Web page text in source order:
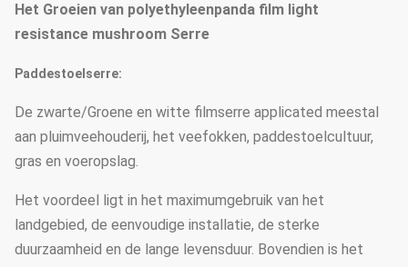
Het Groeien van polyethyleenpanda film light
resistance mushroom Serre
Paddestoelserre:
De zwarte/Groene en witte filmserre applicated meestal
aan pluimveehouderij, het veefokken, paddestoelcultuur,
gras en voeropslag.
Het voordeel ligt in het maximumgebruik van het
landgebied, de eenvoudige installatie, de sterke
duurzaamheid en de lange levensduur. Bovendien is het